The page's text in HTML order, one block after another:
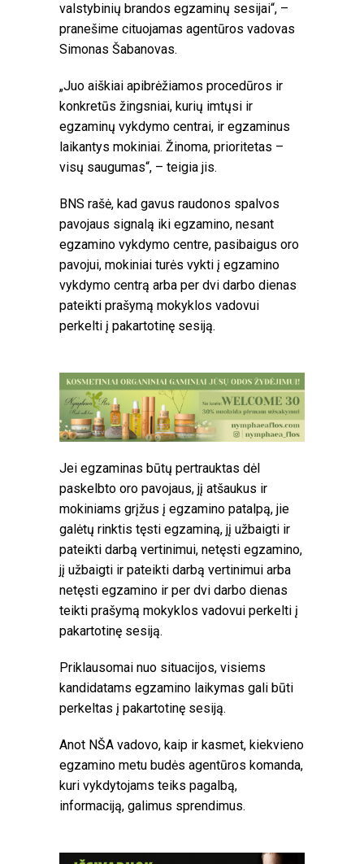
valstybinių brandos egzaminų sesijai“, –
pranešime cituojamas agentūros vadovas
Simonas Šabanovas.
„Juo aiškiai apibrėžiamos procedūros ir
konkretūs žingsniai, kurių imtųsi ir
egzaminų vykdymo centrai, ir egzaminus
laikantys mokiniai. Žinoma, prioritetas –
visų saugumas“, – teigia jis.
BNS rašė, kad gavus raudonos spalvos
pavojaus signalą iki egzamino, nesant
egzamino vykdymo centre, pasibaigus oro
pavojui, mokiniai turės vykti į egzamino
vykdymo centrą arba per dvi darbo dienas
pateikti prašymą mokyklos vadovui
perkelti į pakartotinę sesiją.
Jei egzaminas būtų pertrauktas dėl
paskelbto oro pavojaus, jį atšaukus ir
mokiniams grįžus į egzamino patalpą, jie
galėtų rinktis tęsti egzaminą, jį užbaigti ir
pateikti darbą vertinimui, netęsti egzamino,
jį užbaigti ir pateikti darbą vertinimui arba
netęsti egzamino ir per dvi darbo dienas
teikti prašymą mokyklos vadovui perkelti į
pakartotinę sesiją.
Priklausomai nuo situacijos, visiems
kandidatams egzamino laikymas gali būti
perkeltas į pakartotinę sesiją.
Anot NŠA vadovo, kaip ir kasmet, kiekvieno
egzamino metu budės agentūros komanda,
kuri vykdytojams teiks pagalbą,
informaciją, galimus sprendimus.